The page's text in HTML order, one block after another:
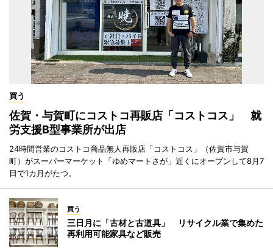
買う
佐賀・与賀町にコストコ再販店「コストコス」 就
労支援B型事業所が出店
24時間営業のコストコ商品無人再販店「コストコス」（佐賀市与賀
町）がスーパーマーケット「ゆめマートさが」近くにオープンして8月7
日で1カ月がたつ。
買う
三日月に「古材と古道具」 リサイクル業で集めた
再利用可能家具など販売